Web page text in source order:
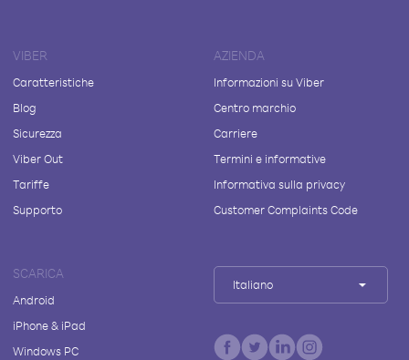
VIBER
Caratteristiche
Blog
Sicurezza
Viber Out
Tariffe
Supporto
AZIENDA
Informazioni su Viber
Centro marchio
Carriere
Termini e informative
Informativa sulla privacy
Customer Complaints Code
SCARICA
Android
iPhone & iPad
Windows PC
Italiano